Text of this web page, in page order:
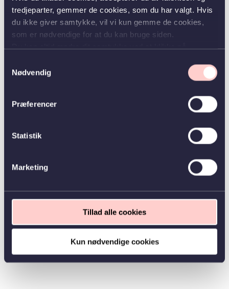
tredjeparter, gemmer de cookies, som du har valgt. Hvis
du ikke giver samtykke, vil vi kun gemme de cookies,
som er nødvendige for at du kan bruge siden.
Nødvendig
Præferencer
Statistik
Marketing
Tillad alle cookies
Kun nødvendige cookies